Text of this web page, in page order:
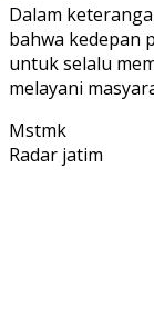
Dalam
bahwa kedepan
untuk selalu
melayani
Mstmk
Radar jatim